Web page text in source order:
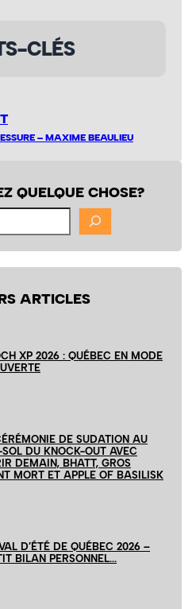
CLÉS
– MAXIME BEAULIEU
QUELQUE CHOSE?
ARTICLES
XP 2026 : QUÉBEC EN MODE
DE SUDATION AU
SOL DU KNOCK-OUT AVEC
DEMAIN, BHATT, GROS
MORT ET APPLE OF BASILISK
D’ÉTÉ DE QUÉBEC 2026 –
BILAN PERSONNEL…